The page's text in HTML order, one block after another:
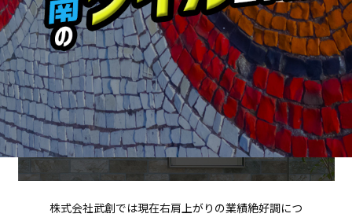
株式会社武創では現在右肩上がりの業績絶好調につ